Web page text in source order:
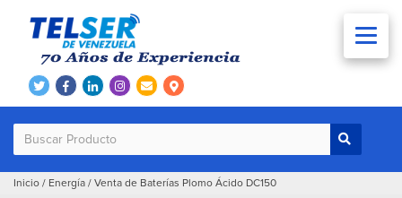
Inicio / Energía / Venta de Baterías Plomo Ácido DC150